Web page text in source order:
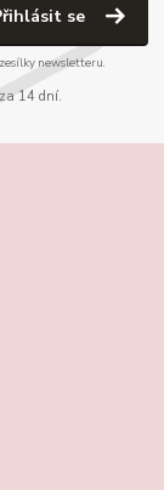
se
newsletteru.
14 dní.